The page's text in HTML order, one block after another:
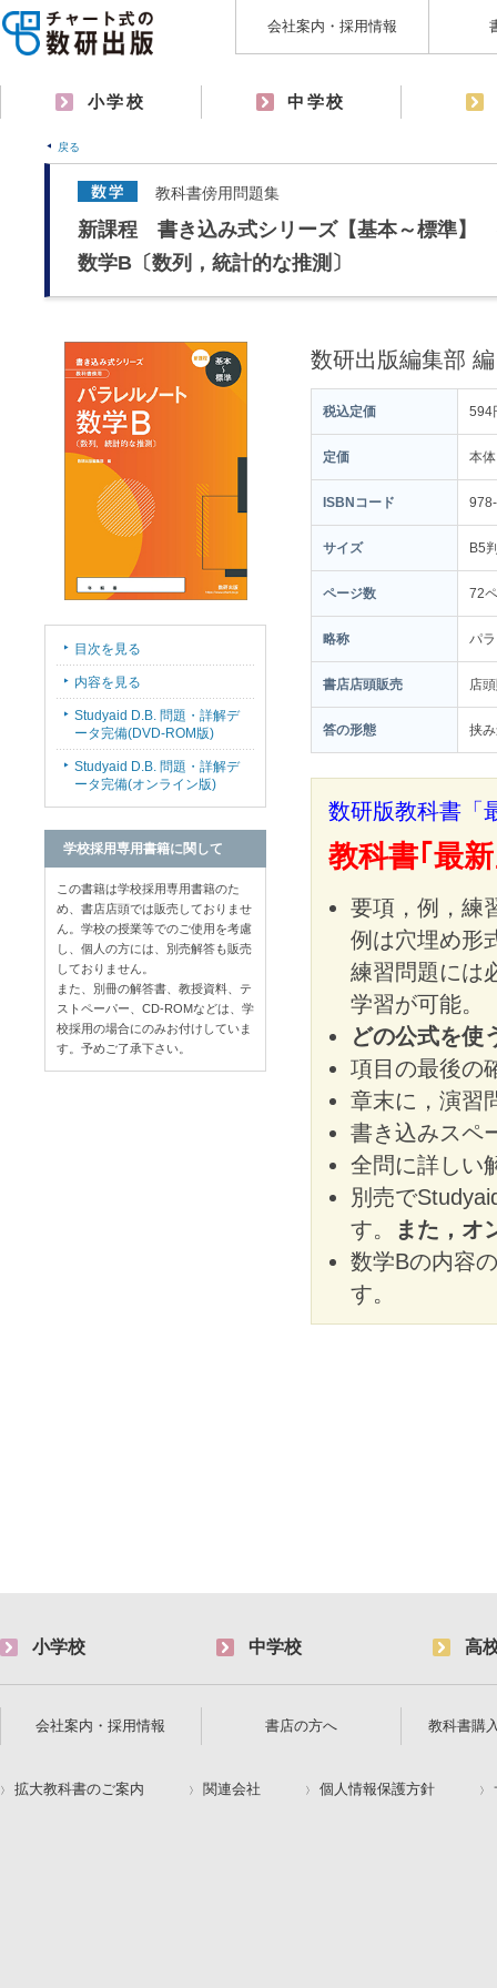
会社案内・採用情報
小学校 中学校
戻る
教科書傍用問題集
新課程 書き込み式シリーズ【基本～標準
数学B〔数列，統計的な推測〕
数研出版編集部 編
税込定価 594
定価 本
ISBNコード
サイズ B5
ページ数 72
略称 パ
書店店頭販売 店
答の形態 挟
数研版教科書「
教科書｢最
要項，例，練
例は穴埋め形
練習問題に
学習が可能。
どの公式を使
項目の最後の
章末に，演
書き込みスペ
全問に詳しい
別売で
す。
また，オ
数学Bの内容
す。
目次を見る
内容を見る
Studyaid D.B. 問題・詳解デ
ータ完備(DVD-ROM版)
Studyaid D.B. 問題・詳解デ
ータ完備(オンライン版)
学校採用専用書籍に関して
この書籍は学校採用専用書籍のた
め、書店店頭では販売しておりませ
ん。学校の授業等でのご使用を考慮
し、個人の方には、別売解答も販売
しておりません。
また、別冊の解答書、教授資料、テ
ストペーパー、CD-ROMなどは、学
校採用の場合にのみお付けしていま
す。予めご了承下さい。
小学校 中学校 高
会社案内・採用情報 書店の方へ 教科書購
拡大教科書のご案内 関連会社 個人情報保護方針